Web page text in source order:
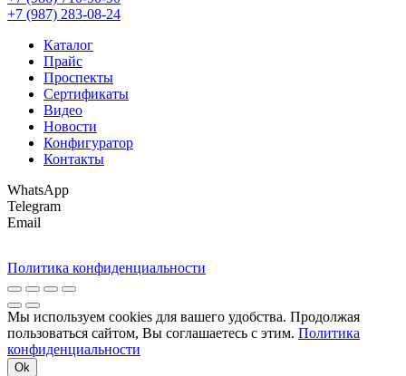
+7 (987) 283-08-24
Каталог
Прайс
Проспекты
Сертификаты
Видео
Новости
Конфигуратор
Контакты
WhatsApp
Telegram
Email
Политика конфиденциальности
Мы используем cookies для вашего удобства. Продолжая
пользоваться сайтом, Вы соглашаетесь с этим. Политика
конфиденциальности
Ok